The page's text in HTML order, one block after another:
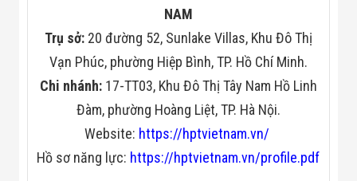
NAM
Trụ sở: 20 đường 52, Sunlake Villas, Khu Đô Thị
Vạn Phúc, phường Hiệp Bình, TP. Hồ Chí Minh.
Chi nhánh:17-TT03, Khu Đô Thị Tây Nam Hồ Linh
Đàm, phường Hoàng Liệt, TP. Hà Nội.
Website: https://hptvietnam.vn/
Hồ sơ năng lực: https://hptvietnam.vn/profile.pdf